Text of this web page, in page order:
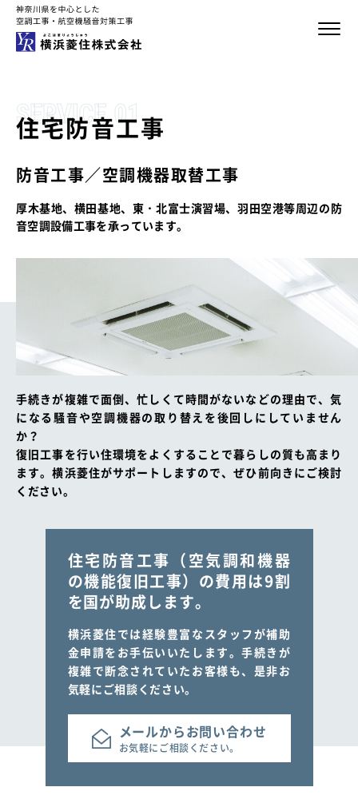
住宅防音工事
SERVICE.01
防音工事／空調機器取替工事
厚木基地、横田基地、東・北富士演習場、羽田空港等周辺の防
音空調設備工事を承っています。
手続きが複雑で面倒、忙しくて時間がないなどの理由で、気
になる騒音や空調機器の取り替えを後回しにしていません
か？
復旧工事を行い住環境をよくすることで暮らしの質も高まり
ます。横浜菱住がサポートしますので、ぜひ前向きにご検討
ください。
住宅防音工事（空気調和機器
の機能復旧工事）の費用は9割
を国が助成します。
横浜菱住では経験豊富なスタッフが補助
金申請をお手伝いいたします。手続きが
複雑で断念されていたお客様も、是非お
気軽にご相談ください。
メールからお問い合わせ
お気軽にご相談ください。
トップ
横浜菱住について
サービスラインナップ
— 住宅防音工事（防音工事／空調機器取替工事）
ニュース&ブログ
会社情報
よくある質問
協力会社様募集
0120-25-6345
電話受付／平日9：00〜17：30
お問い合わせ